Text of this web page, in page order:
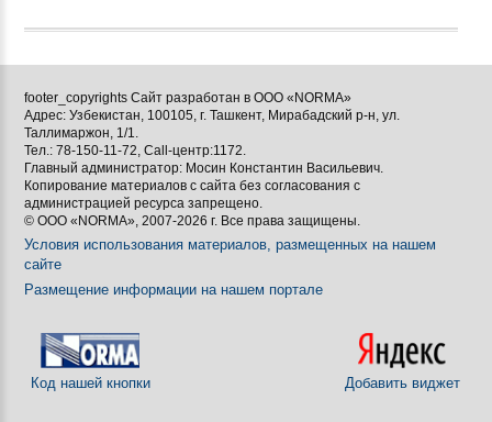
footer_copyrights Сайт разработан в ООО «NORMA»
Адрес: Узбекистан, 100105, г. Ташкент, Мирабадский р-н, ул.
Таллимаржон, 1/1.
Тел.: 78-150-11-72, Call-центр:1172.
Главный администратор: Мосин Константин Васильевич.
Копирование материалов с сайта без согласования с
администрацией ресурса запрещено.
© ООО «NORMA», 2007-2026 г. Все права защищены.
Условия использования материалов, размещенных на нашем
сайте
Размещение информации на нашем портале
Код нашей кнопки Добавить виджет